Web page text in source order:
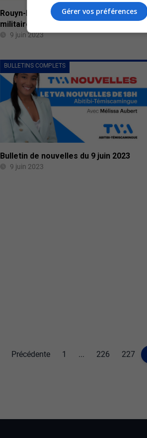
Rouyn-Noranda : Une centaine de
militaires arrivés
9 juin 2023
BULLETINS COMPLETS
Bulletin de nouvelles du 9 juin 2023
9 juin 2023
Précédente 1 ... 226 227
Gérer vos préférences